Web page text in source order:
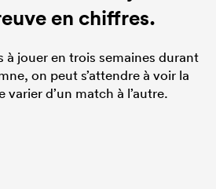
en chiffres.
à jouer en trois semaines durant
on peut s’attendre à voir la
d’un match à l’autre.